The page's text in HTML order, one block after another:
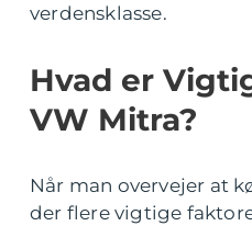
verdensklasse.
Hvad er
VW Mitra?
Når man overvejer at
der flere vigtige